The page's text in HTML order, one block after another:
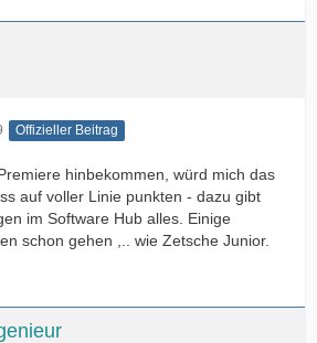
Offizieller Beitrag
hinbekommen, würd mich das
auf voller Linie punkten - dazu gibt
im Software Hub alles. Einige
schon gehen ,.. wie Zetsche Junior.